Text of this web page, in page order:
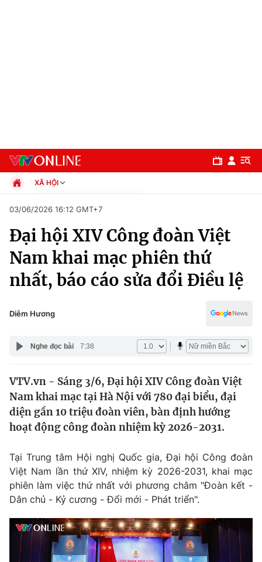
Chuyên mục
Chính trị
Thế giới
Tin tức
Câu chuyện quốc tế
Kinh tế
Tài chính
Thị trường
Góc doanh nghiệp
Dữ liệu và đời sống
Truyền hình
Phim VTV
Hậu trường
Giải trí
XÃ HỘI
Xã hội
Pháp luật
Kinh tế
Thể thao
Truyền hình
Văn hóa - Giải trí
Đời sống
Giáo dục
03/06/2026 16:12 GMT+7
Đại hội XIV Công đoàn Việt
Nam khai mạc phiên thứ
nhất, báo cáo sửa đổi Điều lệ
Diễm Hương
Nghe đọc bài 7:38
VTV.vn - Sáng 3/6, Đại hội XIV Công đoàn Việt
Nam khai mạc tại Hà Nội với 780 đại biểu, đại
diện gần 10 triệu đoàn viên, bàn định hướng
hoạt động công đoàn nhiệm kỳ 2026-2031.
Tại Trung tâm Hội nghị Quốc gia, Đại hội Công đoàn
Việt Nam lần thứ XIV, nhiệm kỳ 2026-2031, khai mạc
phiên làm việc thứ nhất với phương châm "Đoàn kết -
Dân chủ - Kỷ cương - Đổi mới - Phát triển".